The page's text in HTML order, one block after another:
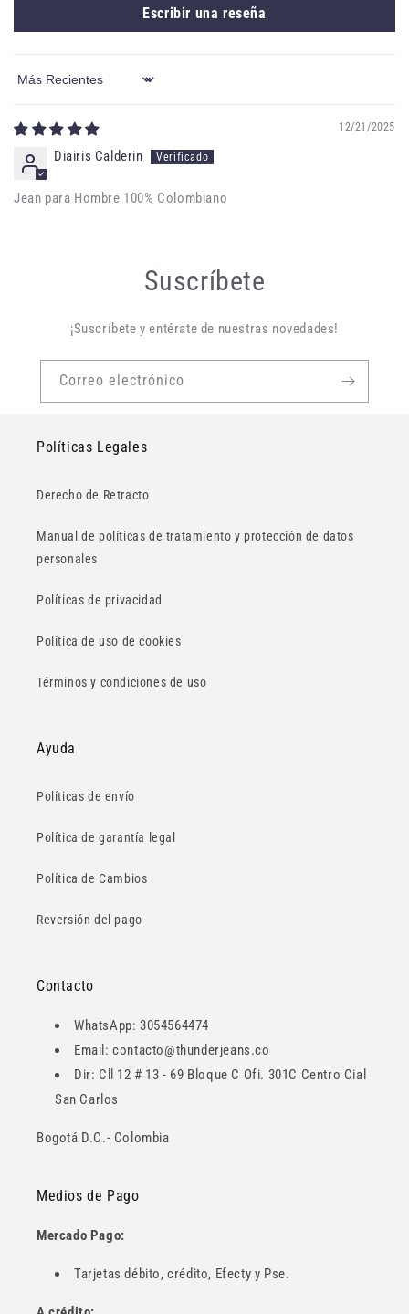
Escribir una reseña
Sort by
12/21/2025
Diairis Calderin
Jean para Hombre 100% Colombiano
Suscríbete
¡Suscríbete y entérate de nuestras novedades!
Correo electrónico
Políticas Legales
Derecho de Retracto
Manual de políticas de tratamiento y protección de datos
personales
Políticas de privacidad
Política de uso de cookies
Términos y condiciones de uso
Ayuda
Políticas de envío
Política de garantía legal
Política de Cambios
Reversión del pago
Contacto
WhatsApp: 3054564474
Email: contacto@thunderjeans.co
Dir: Cll 12 # 13 - 69 Bloque C Ofi. 301C Centro Cial
San Carlos
Bogotá D.C.- Colombia
Medios de Pago
Mercado Pago:
Tarjetas débito, crédito, Efecty y Pse.